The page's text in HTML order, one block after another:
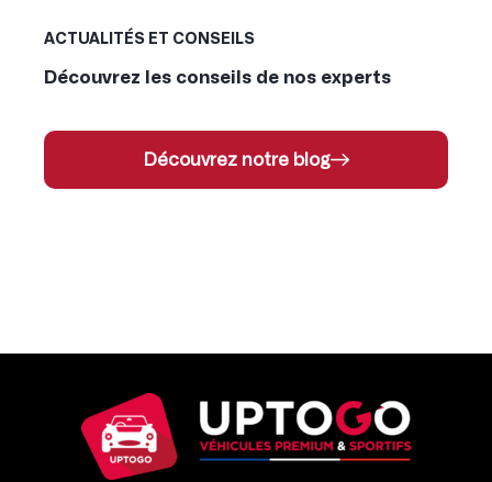
ACTUALITÉS ET CONSEILS
Découvrez les conseils de nos experts
Découvrez notre blog